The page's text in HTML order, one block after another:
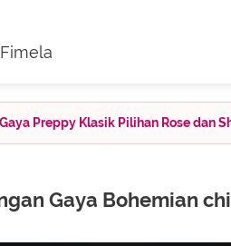
Preppy Klasik Pilihan Rose dan
Gaya Bohemian